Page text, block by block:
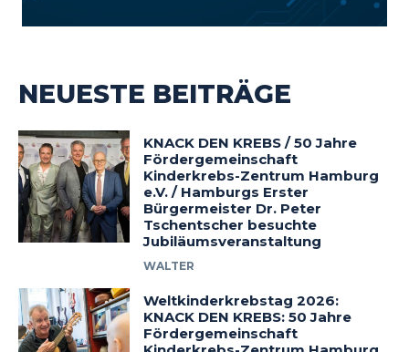
NEUESTE BEITRÄGE
KNACK DEN KREBS / 50 Jahre
Fördergemeinschaft
Kinderkrebs-Zentrum Hamburg
e.V. / Hamburgs Erster
Bürgermeister Dr. Peter
Tschentscher besuchte
Jubiläumsveranstaltung
WALTER
Weltkinderkrebstag 2026:
KNACK DEN KREBS: 50 Jahre
Fördergemeinschaft